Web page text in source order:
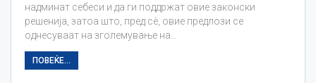
надминат себеси и да ги поддржат овие законски
решенија, затоа што, пред сè, овие предлози се
однесуваат на зголемување на…
ПОВЕЌЕ...